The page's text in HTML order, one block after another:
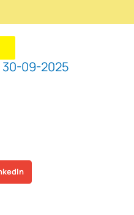
09-2025